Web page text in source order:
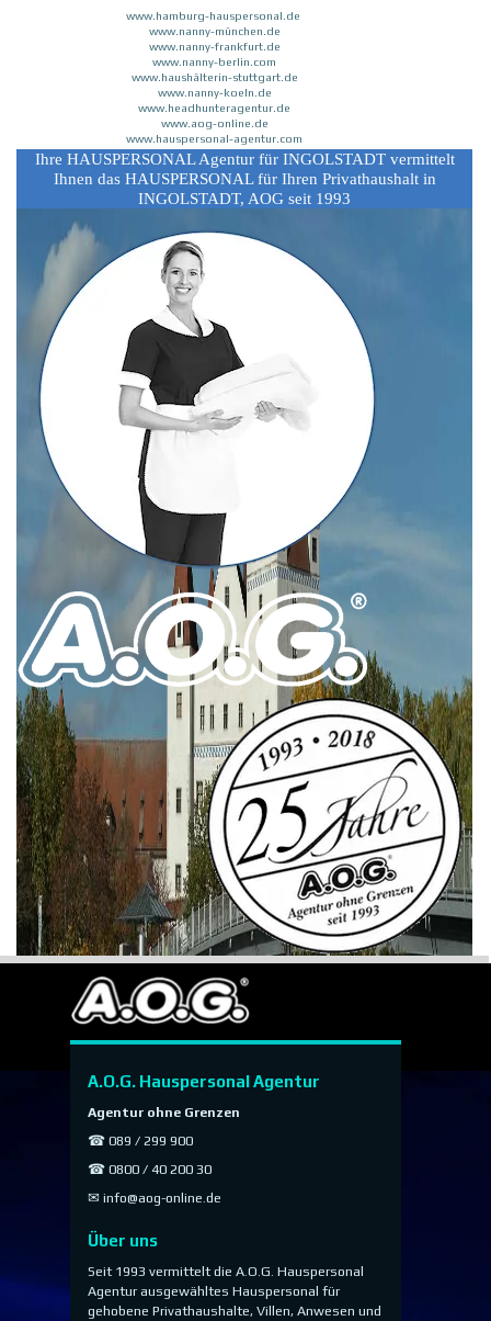
www.hamburg-hauspersonal.de
www.nanny-münchen.de
www.nanny-frankfurt.de
www.nanny-berlin.com
www.haushälterin-stuttgart.de
www.nanny-koeln.de
www.headhunteragentur.de
www.aog-online.de
www.hauspersonal-agentur.com
Ihre HAUSPERSONAL Agentur für INGOLSTADT vermittelt
Ihnen das HAUSPERSONAL für Ihren Privathaushalt in
INGOLSTADT, AOG seit 1993
A.O.G. Hauspersonal Agentur
Agentur ohne Grenzen
☎ 089 / 299 900
☎ 0800 / 40 200 30
✉ info@aog-online.de
Über uns
Seit 1993 vermittelt die A.O.G. Hauspersonal
Agentur ausgewähltes Hauspersonal für
gehobene Privathaushalte, Villen, Anwesen und